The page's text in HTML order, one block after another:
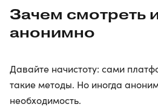
Зачем смотреть
анонимно
Давайте начистоту: сами
такие методы. Но иногда
необходимость.